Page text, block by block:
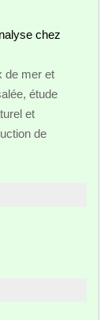
chez
de mer et
étude
et
de